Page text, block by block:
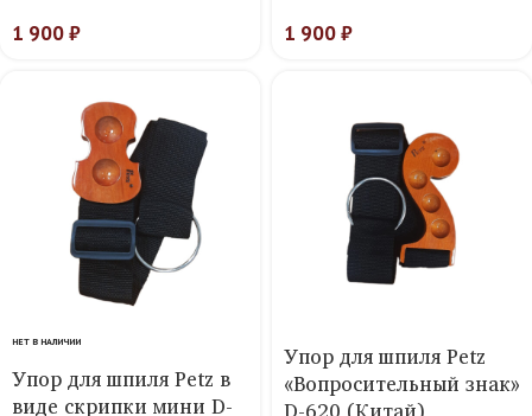
1 900₽ 1 900₽
НЕТ В НАЛИЧИИ
Упор для шпиля Petz в
виде скрипки мини D-
Упор для шпиля Petz
«Вопросительный знак»